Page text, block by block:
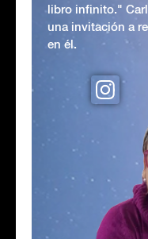
libro infinito."
una invitación a
en él.